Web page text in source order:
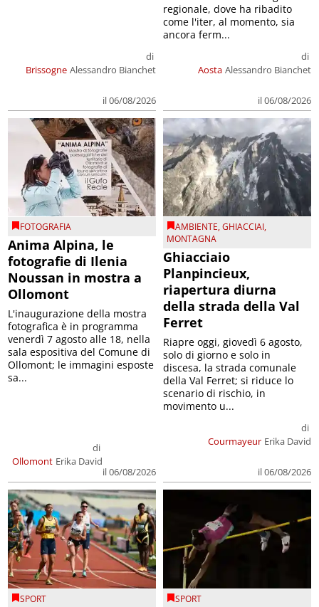
Brissogne
di
Alessandro Bianchet
il 06/08/2026
Aosta
di
Alessandro Bianchet
il 06/08/2026
regionale, dove ha ribadito
come l'iter, al momento, sia
ancora ferm...
FOTOGRAFIA
Anima Alpina, le
fotografie di Ilenia
Noussan in mostra a
Ollomont
Ollomont
di
Erika David
il 06/08/2026
L'inaugurazione della mostra
fotografica è in programma
venerdì 7 agosto alle 18, nella
sala espositiva del Comune di
Ollomont; le immagini esposte
sa...
AMBIENTE,GHIACCIAI,
MONTAGNA
Ghiacciaio
Planpincieux,
riapertura diurna
della strada della Val
Ferret
Courmayeur
di
Erika David
il 06/08/2026
Riapre oggi, giovedì 6 agosto,
solo di giorno e solo in
discesa, la strada comunale
della Val Ferret; si riduce lo
scenario di rischio, in
movimento u...
SPORT SPORT